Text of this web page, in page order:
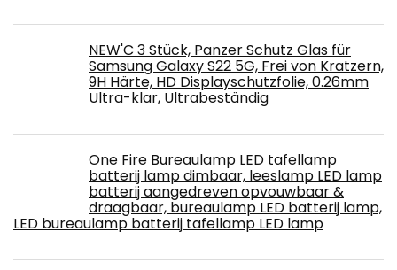
NEW'C 3 Stück, Panzer Schutz Glas für
Samsung Galaxy S22 5G, Frei von Kratzern,
9H Härte, HD Displayschutzfolie, 0.26mm
Ultra-klar, Ultrabeständig
One Fire Bureaulamp LED tafellamp
batterij lamp dimbaar, leeslamp LED lamp
batterij aangedreven opvouwbaar &
draagbaar, bureaulamp LED batterij lamp,
LED bureaulamp batterij tafellamp LED lamp